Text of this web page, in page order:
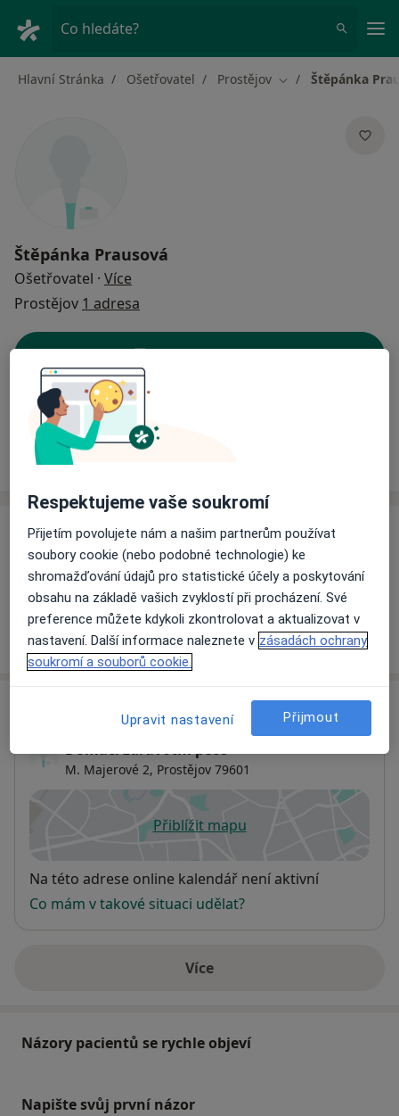
Co hledáte?
Hlavní Stránka Ošetřovatel Prostějov Změna města
Štěpánka
Štěpánka Prausová
Ošetřovatel · Více
Prostějov 1 adresa
Kontaktní údaje
Ceník
Ceník
Informace o službách a cenách nejsou k dispozici
Tento specialista ještě nepřidával žádné informace o
svých službách.
Domácí zdravotní péče
M. Majerové 2, Prostějov 79601
Přiblížit mapuse otevře v nové záložce
Dostupnost
Na této adrese online kalendář není aktivní
Co mám v takové situaci udělat?
Víceo adrese
Názory pacientů se rychle objeví
Napište svůj první názor
Respektujeme vaše soukromí
Přijetím povolujete nám a našim partnerům používat
soubory cookie (nebo podobné technologie) ke
shromažďování údajů pro statistické účely a poskytování
obsahu na základě vašich zvyklostí při procházení. Své
preference můžete kdykoli zkontrolovat a aktualizovat v
nastavení. Další informace naleznete v zásadách ochrany
soukromí a souborů cookie.
Upravit nastavení Přijmout